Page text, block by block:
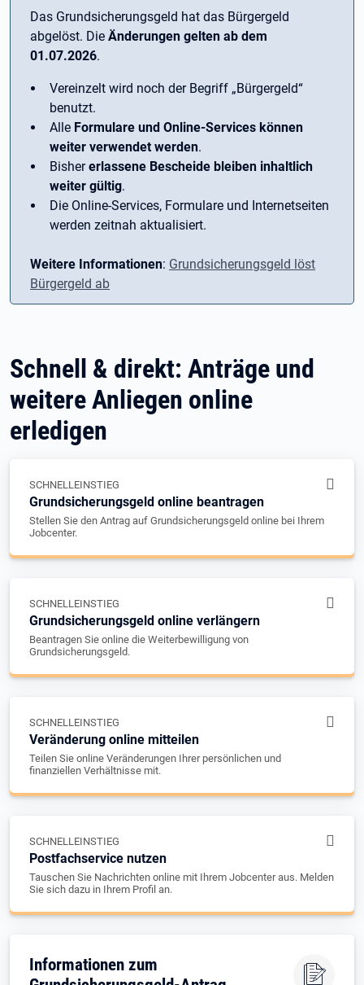
Das Grundsicherungsgeld hat das Bürgergeld
abgelöst. Die Änderungen gelten ab dem
01.07.2026.
Vereinzelt wird noch der Begriff ­„Bürgergeld“
benutzt.
Alle Formulare und Online-Services können
weiter verwendet werden.
Bishererlassene Bescheide bleiben inhaltlich
weiter gültig.
Die Online-Services, Formulare und Internetseiten
werden zeitnah aktualisiert.
Weitere Informationen: Grundsicherungsgeld löst
Bürgergeld ab
Schnell & direkt: Anträge und
weitere Anliegen online
erledigen
SCHNELLEINSTIEG
Grundsicherungsgeld online beantragen
Stellen Sie den Antrag auf Grundsicherungsgeld online bei Ihrem
Jobcenter.
SCHNELLEINSTIEG
Grundsicherungsgeld online verlängern
Beantragen Sie online die Weiterbewilligung von
Grundsicherungsgeld.
SCHNELLEINSTIEG
Veränderung online mitteilen
Teilen Sie online Veränderungen Ihrer persönlichen und
finanziellen Verhältnisse mit.
SCHNELLEINSTIEG
Postfachservice nutzen
Tauschen Sie Nachrichten online mit Ihrem Jobcenter aus. Melden
Sie sich dazu in Ihrem Profil an.
Informationen zum